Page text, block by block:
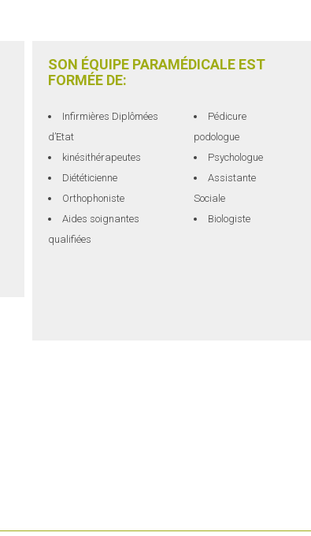
SON ÉQUIPE PARAMÉDICALE EST
FORMÉE DE:
Infirmières Diplômées
d’Etat
kinésithérapeutes
Diététicienne
Orthophoniste
Aides soignantes
qualifiées
Pédicure
podologue
Psychologue
Assistante
Sociale
Biologiste